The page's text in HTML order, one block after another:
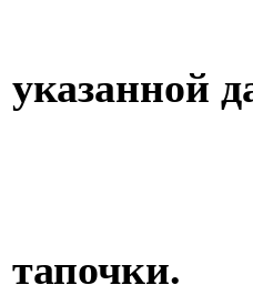
-
указанной
-
-
тапочки.